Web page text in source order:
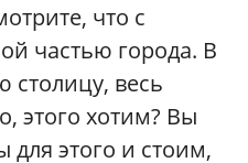
что с
частью города. В
столицу, весь
этого хотим? Вы
для этого и стоим,